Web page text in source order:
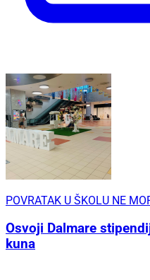
POVRATAK U ŠKOLU NE
Osvoji Dalmare
kuna